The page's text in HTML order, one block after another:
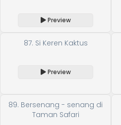
Preview
87. Si Keren Kaktus
Preview
89. Bersenang - senang di
Taman Safari